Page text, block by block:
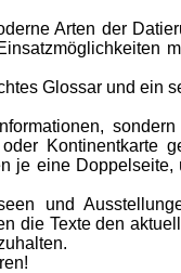
Arten der
Glossar und ein
Kontinentkarte
je eine
und
die Texte den